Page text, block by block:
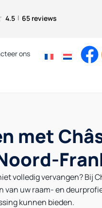
4.5 65 reviews
ons
met
volledig vervangen? Bij
uw raam- en
kunnen bieden.